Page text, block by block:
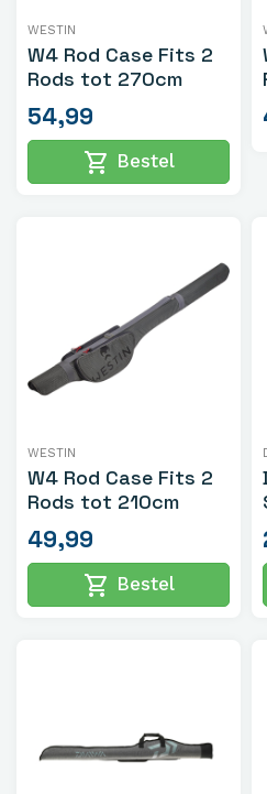
WESTIN
W4 Rod Case Fits 2
Rods tot 270cm
54,99
shopping_cart Bestel
WESTIN
W4 Rod Case Fits 2
Rods tot 210cm
49,99
shopping_cart Bestel